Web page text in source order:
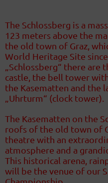
The Schlossberg is a
123 meters above the
the old town of Graz,
World Heritage Site
„Schlossberg“ there
castle, the bell tower
the Kasematten and the
„Uhrturm“ (clock tower).
The Kasematten on the
roofs of the old town of
theatre with an
atmosphere and a
This historical arena,
will be the venue of our